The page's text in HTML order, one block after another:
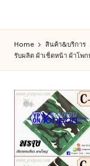
content
สินค้า
คน
การ
ช็อป
Home สินค้า&บริการ
รับผลิต ผ้าเช็ดหน้า ผ้าโพ